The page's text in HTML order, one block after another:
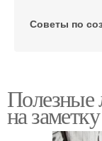
Советы по
Полезные
на заметку